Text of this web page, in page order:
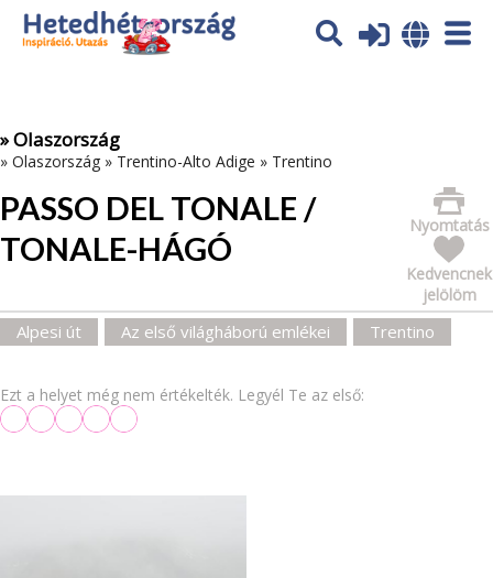
Az oldal sütiket (cookies) használ. További tájékoztatás itt:
Adatvédelmi tájékoztató
» Olaszország
» Olaszország » Trentino-Alto Adige » Trentino
PASSO DEL TONALE /
TONALE-HÁGÓ
Nyomtatás
Kedvencnek
jelölöm
Alpesi út Az első világháború emlékei Trentino
Ezt a helyet még nem értékelték. Legyél Te az első: